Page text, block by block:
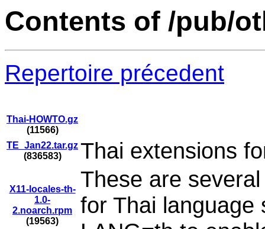
Contents of /pub/
Repertoire précedent
Thai-HOWTO.gz
(11566)
TE_Jan22.tar.gz
(836583)
Thai extensions
X11-locales-th-
1.0-
2.noarch.rpm
(19563)
These are
for Thai language